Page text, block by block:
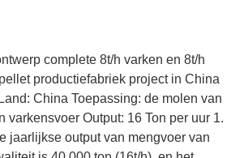
complete 8t/h varken en 8t/h
productiefabriek project in China
China Toepassing: de molen van
varkensvoer Output: 16 Ton per uur 1.
jaarlijkse output van mengvoer van